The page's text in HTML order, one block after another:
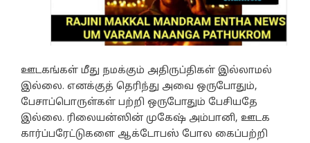
ஊடகங்கள் மீது நமக்கும் அதிருப்திகள் இல்லாமல்
இல்லை. எனக்குத் தெரிந்து அவை ஒருபோதும்,
பேசாப்பொருள்கள் பற்றி ஒருபோதும் பேசியதே
இல்லை. ரிலையன்ஸின் முகேஷ் அம்பானி, ஊடக
கார்ப்பரேட்டுகளை ஆக்டோபஸ் போல கைப்பற்றி